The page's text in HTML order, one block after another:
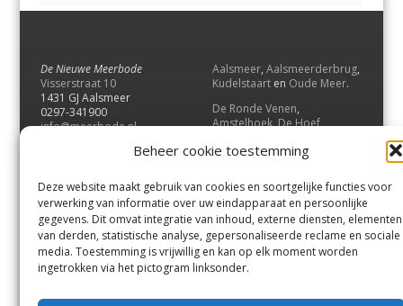
Beheer cookie toestemming
Deze website maakt gebruik van cookies en soortgelijke functies voor
verwerking van informatie over uw eindapparaat en persoonlijke
gegevens. Dit omvat integratie van inhoud, externe diensten, elementen
van derden, statistische analyse, gepersonaliseerde reclame en sociale
media. Toestemming is vrijwillig en kan op elk moment worden
ingetrokken via het pictogram linksonder.
De Nieuwe Meerbode
Visserstraat 10
1431 GJ Aalsmeer
0297-341900
info@meerbode.nl
Aalsmeer, Aalsmeerderbrug,
Kudelstaart en Oude Meer.
De Ronde Venen,
Amstelhoek,De Hoef,
Vrouwenakker,Waverveen
UithoornenDe Kwakel.
Contact
Andere uitgaven
Bezorgklacht
Vacatures